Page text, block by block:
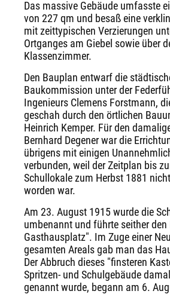
Das massive Gebäude umfasste
von 227 qm und besaß eine
mit zeittypischen Verzierungen
Ortganges am Giebel sowie über
Klassenzimmer.
Den Bauplan entwarf die
Baukommission unter der
Ingenieurs Clemens Forstmann,
geschah durch den örtlichen
Heinrich Kemper. Für den
Bernhard Degener war die
übrigens mit einigen
verbunden, weil der Zeitplan bis
Schullokale zum Herbst 1881
worden war.
Am 23. August 1915 wurde die
umbenannt und führte seither den
Gasthausplatz". Im Zuge einer
gesamten Areals gab man das
Der Abbruch dieses "finsteren
Spritzen- und Schulgebäude
genannt wurde, begann am 6.